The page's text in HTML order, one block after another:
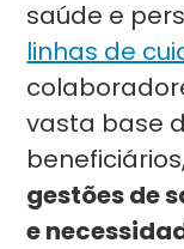
saúde e
linhas de
vasta base
gestões de
e